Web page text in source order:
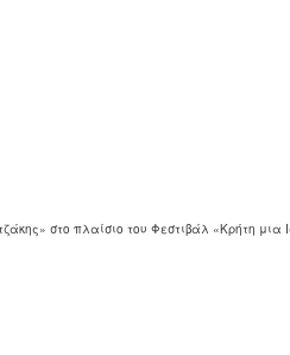
στο πλαίσιο του Φεστιβάλ «Κρήτη μια